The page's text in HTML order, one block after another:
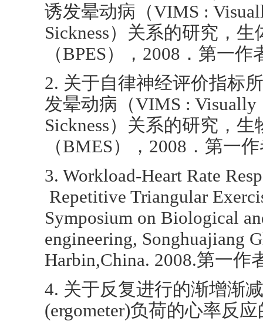
诱发晕动病（VIMS :
Sickness）关系的研究，
（BPES），2008．第一作
2. 关于自律神经评价指标
发晕动病（VIMS :
Sickness）关系的研究，
（BMES），2008．第一
3. Workload-Heart Rate
Repetitive Triangular
Symposium on Biological
engineering, Songhuajiang
Harbin,China. 2008.第一作
4. 关于反复进行的渐增渐
(ergometer)负荷的心率反